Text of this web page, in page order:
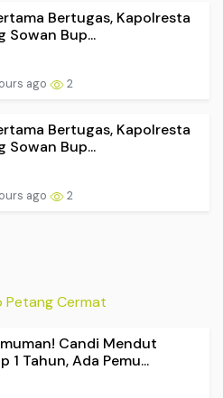
Bertugas, Kapolresta
Sowan Bup...
ago 2
Bertugas, Kapolresta
Sowan Bup...
ago 2
Petang Cermat
Candi Mendut
1 Tahun, Ada Pemu...